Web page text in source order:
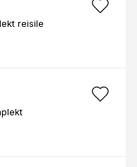
reisile